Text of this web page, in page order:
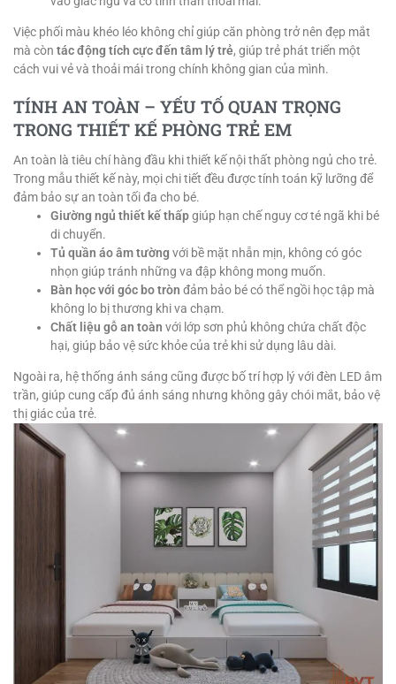
Việc phối màu khéo léo không chỉ giúp căn phòng trở nên đẹp mắt
mà còn tác động tích cực đến tâm lý trẻ, giúp trẻ phát triển một
cách vui vẻ và thoải mái trong chính không gian của mình.
TÍNH AN TOÀN – YẾU TỐ QUAN TRỌNG
TRONG THIẾT KẾ PHÒNG TRẺ EM
An toàn là tiêu chí hàng đầu khi thiết kế nội thất phòng ngủ cho trẻ.
Trong mẫu thiết kế này, mọi chi tiết đều được tính toán kỹ lưỡng để
đảm bảo sự an toàn tối đa cho bé.
Giường ngủ thiết kế thấpgiúp hạn chế nguy cơ té ngã khi bé
di chuyển.
Tủ quần áo âm tường với bề mặt nhẵn mịn, không có góc
nhọn giúp tránh những va đập không mong muốn.
Bàn học với góc bo tròn đảm bảo bé có thể ngồi học tập mà
không lo bị thương khi va chạm.
Chất liệu gỗ an toàn với lớp sơn phủ không chứa chất độc
hại, giúp bảo vệ sức khỏe của trẻ khi sử dụng lâu dài.
Ngoài ra, hệ thống ánh sáng cũng được bố trí hợp lý với đèn LED âm
trần, giúp cung cấp đủ ánh sáng nhưng không gây chói mắt, bảo vệ
thị giác của trẻ.